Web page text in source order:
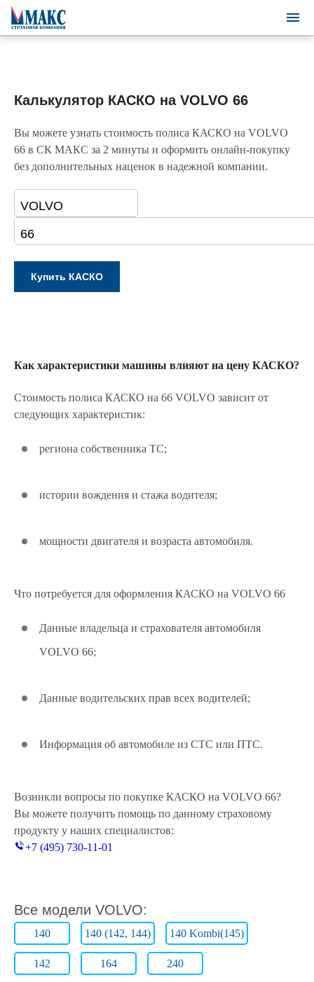
Калькулятор КАСКО на VOLVO 66
Вы можете узнать стоимость полиса КАСКО на VOLVO
66 в СК МАКС за 2 минуты и оформить онлайн-покупку
без дополнительных наценок в надежной компании.
Как характеристики машины влияют на цену КАСКО?
Стоимость полиса КАСКО на 66 VOLVO зависит от
следующих характеристик:
региона собственника ТС;
истории вождения и стажа водителя;
мощности двигателя и возраста автомобиля.
Что потребуется для оформления КАСКО на VOLVO 66
Данные владельца и страхователя автомобиля
VOLVO 66;
Данные водительских прав всех водителей;
Информация об автомобиле из СТС или ПТС.
Возникли вопросы по покупке КАСКО на VOLVO 66?
Вы можете получить помощь по данному страховому
продукту у наших специалистов:
+7 (495) 730-11-01
Все модели VOLVO:
140 140 (142, 144) 140 Kombi(145)
142 164 240